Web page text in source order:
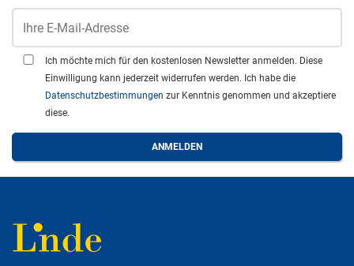
Ich möchte mich für den kostenlosen Newsletter anmelden. Diese
Einwilligung kann jederzeit widerrufen werden. Ich habe die
Datenschutzbestimmungen zur Kenntnis genommen und akzeptiere
diese.